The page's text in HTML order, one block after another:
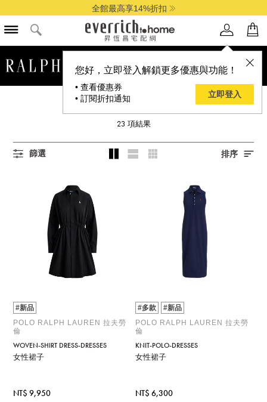
全館最高享14%折扣
您好，立即登入解鎖更多優惠與功能！
• 查看優惠券
• 訂閱折扣通知
立即登入
品牌選單
所有女裝商品
23 項結果
篩選 排序
#新品
POLO RALPH LAUREN 拉夫勞
倫
WOVEN-SHIRT DRESS-DRESSES
女性裙子
NT$ 9,950
#多款
#新品
POLO RALPH LAUREN 拉夫勞
倫
KNIT-POLO-DRESSES
女性裙子
NT$ 6,300